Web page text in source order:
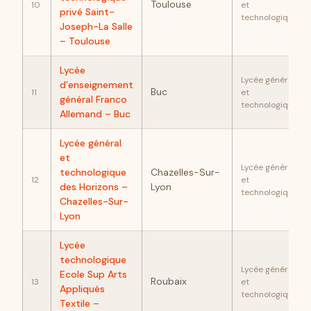
10
privé Saint-
Joseph-La Salle
– Toulouse
Toulouse
et
technologique
11
Lycée
d’enseignement
général Franco
Allemand – Buc
Buc
Lycée général
et
technologique
12
Lycée général
et
technologique
des Horizons –
Chazelles-Sur-
Lyon
Chazelles-Sur-
Lyon
Lycée général
et
technologique
13
Lycée
technologique
Ecole Sup Arts
Appliqués
Textile –
Roubaix
Lycée général
et
technologique